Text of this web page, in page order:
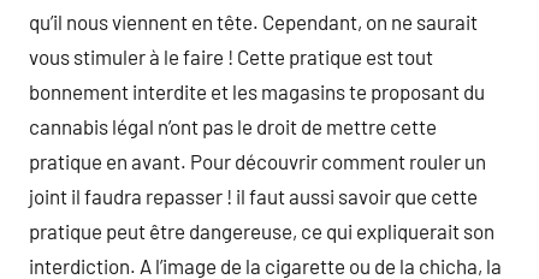
qu’il nous viennent en tête. Cependant, on ne saurait
vous stimuler à le faire ! Cette pratique est tout
bonnement interdite et les magasins te proposant du
cannabis légal n’ont pas le droit de mettre cette
pratique en avant. Pour découvrir comment rouler un
joint il faudra repasser ! il faut aussi savoir que cette
pratique peut être dangereuse, ce qui expliquerait son
interdiction. A l’image de la cigarette ou de la chicha, la